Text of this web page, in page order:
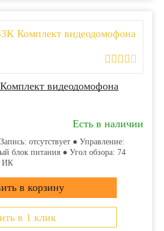
видеодомофона
Есть в наличии
отсутствует ● Управление:
блок питания ● Угол обзора: 74
ИК
в 1 клик